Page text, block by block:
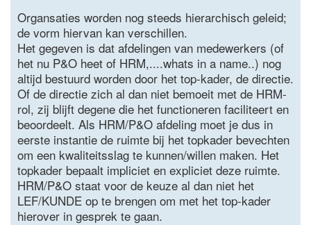
Organsaties worden nog steeds hierarchisch geleid;
de vorm hiervan kan verschillen.
Het gegeven is dat afdelingen van medewerkers (of
het nu P&O heet of HRM,....whats in a name..) nog
altijd bestuurd worden door het top-kader, de directie.
Of de directie zich al dan niet bemoeit met de HRM-
rol, zij blijft degene die het functioneren faciliteert en
beoordeelt. Als HRM/P&O afdeling moet je dus in
eerste instantie de ruimte bij het topkader bevechten
om een kwaliteitsslag te kunnen/willen maken. Het
topkader bepaalt impliciet en expliciet deze ruimte.
HRM/P&O staat voor de keuze al dan niet het
LEF/KUNDE op te brengen om met het top-kader
hierover in gesprek te gaan.